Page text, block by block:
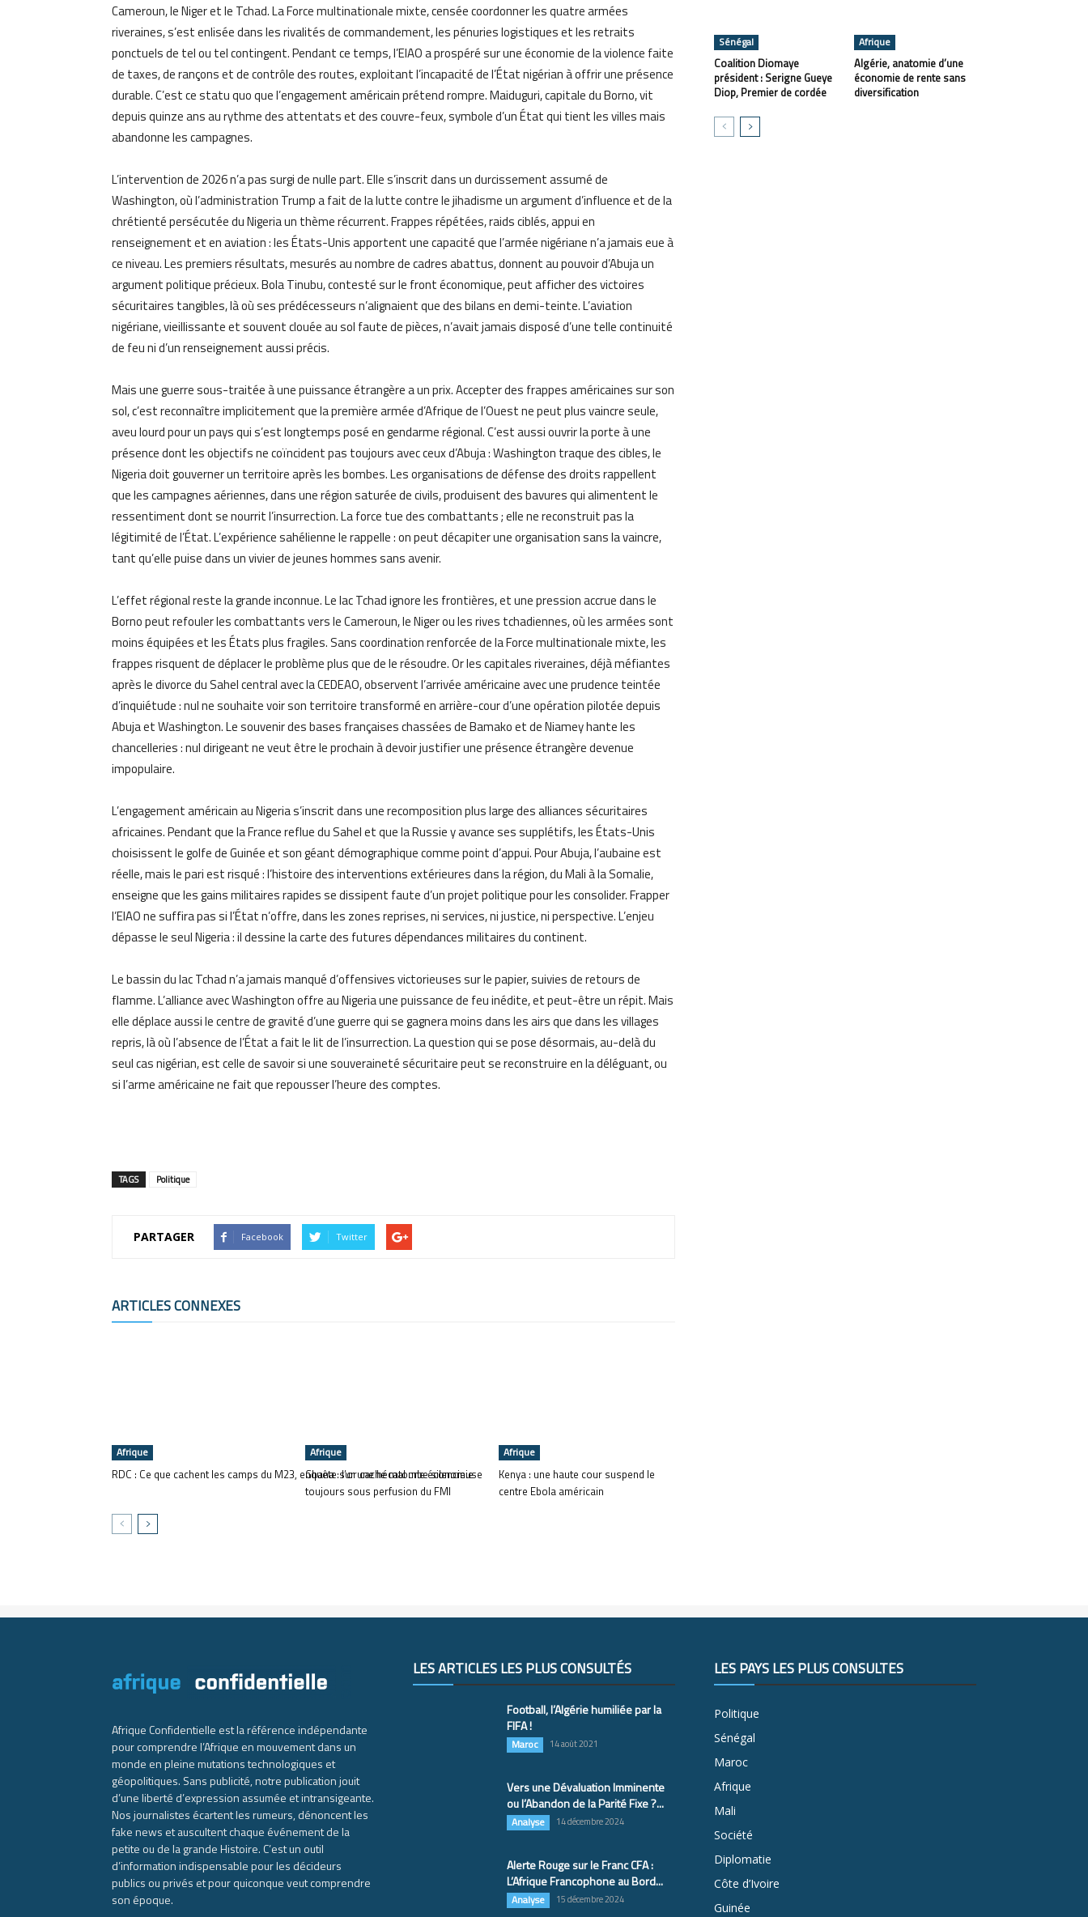
Cameroun, le Niger et le Tchad. La Force multinationale mixte, censée coordonner les quatre armées
riveraines, s’est enlisée dans les rivalités de commandement, les pénuries logistiques et les retraits
ponctuels de tel ou tel contingent. Pendant ce temps, l’EIAO a prospéré sur une économie de la violence faite
de taxes, de rançons et de contrôle des routes, exploitant l’incapacité de l’État nigérian à offrir une présence
durable. C’est ce statu quo que l’engagement américain prétend rompre. Maiduguri, capitale du Borno, vit
depuis quinze ans au rythme des attentats et des couvre-feux, symbole d’un État qui tient les villes mais
abandonne les campagnes.
L’intervention de 2026 n’a pas surgi de nulle part. Elle s’inscrit dans un durcissement assumé de
Washington, où l’administration Trump a fait de la lutte contre le jihadisme un argument d’influence et de la
chrétienté persécutée du Nigeria un thème récurrent. Frappes répétées, raids ciblés, appui en
renseignement et en aviation : les États-Unis apportent une capacité que l’armée nigériane n’a jamais eue à
ce niveau. Les premiers résultats, mesurés au nombre de cadres abattus, donnent au pouvoir d’Abuja un
argument politique précieux. Bola Tinubu, contesté sur le front économique, peut afficher des victoires
sécuritaires tangibles, là où ses prédécesseurs n’alignaient que des bilans en demi-teinte. L’aviation
nigériane, vieillissante et souvent clouée au sol faute de pièces, n’avait jamais disposé d’une telle continuité
de feu ni d’un renseignement aussi précis.
Mais une guerre sous-traitée à une puissance étrangère a un prix. Accepter des frappes américaines sur son
sol, c’est reconnaître implicitement que la première armée d’Afrique de l’Ouest ne peut plus vaincre seule,
aveu lourd pour un pays qui s’est longtemps posé en gendarme régional. C’est aussi ouvrir la porte à une
présence dont les objectifs ne coïncident pas toujours avec ceux d’Abuja : Washington traque des cibles, le
Nigeria doit gouverner un territoire après les bombes. Les organisations de défense des droits rappellent
que les campagnes aériennes, dans une région saturée de civils, produisent des bavures qui alimentent le
ressentiment dont se nourrit l’insurrection. La force tue des combattants ; elle ne reconstruit pas la
légitimité de l’État. L’expérience sahélienne le rappelle : on peut décapiter une organisation sans la vaincre,
tant qu’elle puise dans un vivier de jeunes hommes sans avenir.
L’effet régional reste la grande inconnue. Le lac Tchad ignore les frontières, et une pression accrue dans le
Borno peut refouler les combattants vers le Cameroun, le Niger ou les rives tchadiennes, où les armées sont
moins équipées et les États plus fragiles. Sans coordination renforcée de la Force multinationale mixte, les
frappes risquent de déplacer le problème plus que de le résoudre. Or les capitales riveraines, déjà méfiantes
après le divorce du Sahel central avec la CEDEAO, observent l’arrivée américaine avec une prudence teintée
d’inquiétude : nul ne souhaite voir son territoire transformé en arrière-cour d’une opération pilotée depuis
Abuja et Washington. Le souvenir des bases françaises chassées de Bamako et de Niamey hante les
chancelleries : nul dirigeant ne veut être le prochain à devoir justifier une présence étrangère devenue
impopulaire.
L’engagement américain au Nigeria s’inscrit dans une recomposition plus large des alliances sécuritaires
africaines. Pendant que la France reflue du Sahel et que la Russie y avance ses supplétifs, les États-Unis
choisissent le golfe de Guinée et son géant démographique comme point d’appui. Pour Abuja, l’aubaine est
réelle, mais le pari est risqué : l’histoire des interventions extérieures dans la région, du Mali à la Somalie,
enseigne que les gains militaires rapides se dissipent faute d’un projet politique pour les consolider. Frapper
l’EIAO ne suffira pas si l’État n’offre, dans les zones reprises, ni services, ni justice, ni perspective. L’enjeu
dépasse le seul Nigeria : il dessine la carte des futures dépendances militaires du continent.
Le bassin du lac Tchad n’a jamais manqué d’offensives victorieuses sur le papier, suivies de retours de
flamme. L’alliance avec Washington offre au Nigeria une puissance de feu inédite, et peut-être un répit. Mais
elle déplace aussi le centre de gravité d’une guerre qui se gagnera moins dans les airs que dans les villages
repris, là où l’absence de l’État a fait le lit de l’insurrection. La question qui se pose désormais, au-delà du
seul cas nigérian, est celle de savoir si une souveraineté sécuritaire peut se reconstruire en la déléguant, ou
si l’arme américaine ne fait que repousser l’heure des comptes.
TAGS Politique
PARTAGER Facebook Twitter
ARTICLES CONNEXES
Afrique
RDC : Ce que cachent les camps du M23, enquête sur une hécatombe silencieuse
Afrique
Ghana : l’or cache mal une économie
toujours sous perfusion du FMI
Afrique
Kenya : une haute cour suspend le
centre Ebola américain
Sénégal
Coalition Diomaye
président : Serigne Gueye
Diop, Premier de cordée
Afrique
Algérie, anatomie d’une
économie de rente sans
diversification
Afrique Confidentielle est la référence indépendante
pour comprendre l’Afrique en mouvement dans un
monde en pleine mutations technologiques et
géopolitiques. Sans publicité, notre publication jouit
d’une liberté d’expression assumée et intransigeante.
Nos journalistes écartent les rumeurs, dénoncent les
fake news et auscultent chaque événement de la
petite ou de la grande Histoire. C’est un outil
d’information indispensable pour les décideurs
publics ou privés et pour quiconque veut comprendre
son époque.
LES ARTICLES LES PLUS CONSULTÉS
Football, l’Algérie humiliée par la
FIFA !
Maroc 14 août 2021
Vers une Dévaluation Imminente
ou l’Abandon de la Parité Fixe ?...
Analyse 14 décembre 2024
Alerte Rouge sur le Franc CFA :
L’Afrique Francophone au Bord...
Analyse 15 décembre 2024
LES PAYS LES PLUS CONSULTÉS
Politique
Sénégal
Maroc
Afrique
Mali
Société
Diplomatie
Côte d’Ivoire
Guinée